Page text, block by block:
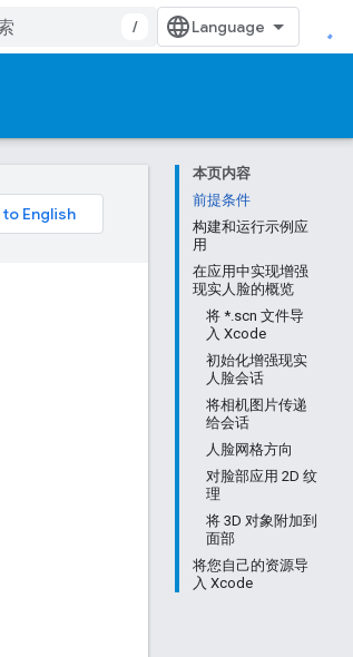
/
本页内容
前提条件
构建和运行示例应
用
在应用中实现增强
现实人脸的概览
将 *.scn 文件导
入 Xcode
初始化增强现实
人脸会话
将相机图片传递
给会话
人脸网格方向
对脸部应用 2D 纹
理
将 3D 对象附加到
面部
将您自己的资源导
入 Xcode